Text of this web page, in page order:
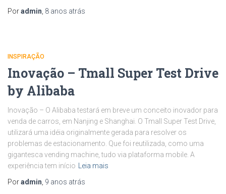
Poradmin, 8 anos atrás
INSPIRAÇÃO
Inovação – Tmall Super Test Drive
by Alibaba
Inovação – O Alibaba testará em breve um conceito inovador para
venda de carros, em Nanjing e Shanghai. O Tmall Super Test Drive,
utilizará uma idéia originalmente gerada para resolver os
problemas de estacionamento. Que foi reutilizada, como uma
gigantesca vending machine, tudo via plataforma mobile. A
experiência tem início Leia mais
Poradmin, 9 anos atrás